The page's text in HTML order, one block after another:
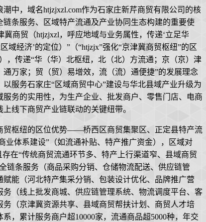
中，域名htjzjxzl.com作为石家庄新芹商贸有限公司的核
条服务、区域特产流通及产业协同生态构建的重要使
冀商贸（htjzjxzl，呼应地域与业务属性，传递‘立足华
域经济’的定位）”（“htjzjx”强化“京津冀商贸枢纽”的区
，传递“华（华）北枢纽，北（北）方流通；京（京）津
万家；贸（贸）易增效，流（流）通便捷”的发展理念
服务石家庄“区域商贸中心”建设与华北县域产业升级为
务的实用性，为生产企业、批发商户、零售门店、电商
线下商贸产业链联动的关键纽带。
贸枢纽的区位优势——桥西区商贸集聚区、正定县特产流
业体系建设”（如流通补贴、特产推广资金），区域对
在“传统商贸流通环节多、特产上行渠道窄、县域商贸
链条服务（商品采购分销、仓储物流配送、供应链管
能（河北特产集采分销、包装设计优化、品牌推广营
（线上批发商城、供应链管理系统、物流调度平台、客
（京津冀资源共享、县域商贸帮扶计划、商贸人才培
，累计服务商户超10000家，流通商品超5000种，年交